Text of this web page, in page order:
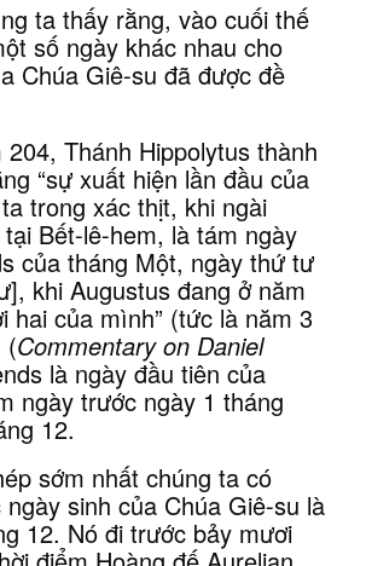
ta thấy rằng, vào cuối thế
số ngày khác nhau cho
Chúa Giê-su đã được đề
204, Thánh Hippolytus thành
“sự xuất hiện lần đầu của
trong xác thịt, khi ngài
Bết-lê-hem, là tám ngày
của tháng Một, ngày thứ tư
khi Augustus đang ở năm
hai của mình” (tức là năm 3
(Commentary on Daniel
là ngày đầu tiên của
ngày trước ngày 1 tháng
12.
sớm nhất chúng ta có
sinh của Chúa Giê-su là
12. Nó đi trước bảy mươi